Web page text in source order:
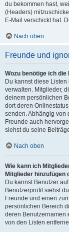
du bekommen hast,
(Headers)
E-Mail verschickt hat.
Nach oben
Freunde und
Wozu benötige ich
Du kannst diese
verwalten. Mitglieder,
deinem persönlichen
dort deren
senden. Abhängig von
Freunde auch
siehst du seine
Nach oben
Wie kann ich
Mitglieder hinzufügen
Du kannst Benutzer
Benutzerprofil siehst
Freunde und einen
persönlichen Bereich
deren Benutzernamen
von den Listen